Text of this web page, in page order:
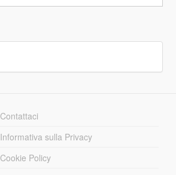
Contattaci
Informativa sulla Privacy
Cookie Policy